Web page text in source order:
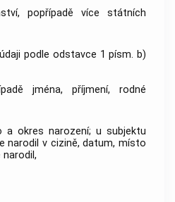
popřípadě více státních
podle odstavce 1 písm. b)
jména, příjmení, rodné
a okres narození; u subjektu
narodil v cizině, datum, místo